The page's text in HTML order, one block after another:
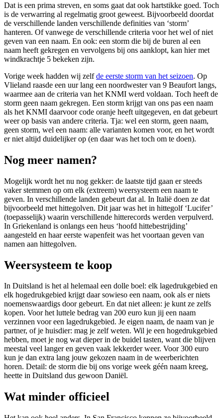
Dat is een prima streven, en soms gaat dat ook hartstikke goed. Toch
is de verwarring al regelmatig groot geweest. Bijvoorbeeld doordat
de verschillende landen verschillende definities van ‘storm’
hanteren. Of vanwege de verschillende criteria voor het wel of niet
geven van een naam. En ook: een storm die bij de buren al een
naam heeft gekregen en vervolgens bij ons aanklopt, kan hier met
windkrachtje 5 bekeken zijn.
Vorige week hadden wij zelfde eerste storm van het seizoen. Op
Vlieland raasde een uur lang een noordwester van 9 Beaufort langs,
waarmee aan de criteria van het KNMI werd voldaan. Toch heeft de
storm geen naam gekregen. Een storm krijgt van ons pas een naam
als het KNMI daarvoor code oranje heeft uitgegeven, en dat gebeurt
weer op basis van andere criteria. Tja: wel een storm, geen naam,
geen storm, wel een naam: alle varianten komen voor, en het wordt
er niet altijd duidelijker op (en daar was het toch om te doen).
Nog meer namen?
Mogelijk wordt het nu nog gekker: de laatste tijd gaan er steeds
vaker stemmen op om elk (extreem) weersysteem een naam te
geven. In verschillende landen gebeurt dat al. In Italië doen ze dat
bijvoorbeeld met hittegolven. Dit jaar was het in hittegolf ‘Lucifer’
(toepasselijk) waarin verschillende hitterecords werden verpulverd.
In Griekenland is onlangs een heus ‘hoofd hittebestrijding’
aangesteld en haar eerste wapenfeit was het voortaan geven van
namen aan hittegolven.
Weersysteem te koop
In Duitsland is het al helemaal een dolle boel: elk lagedrukgebied en
elk hogedrukgebied krijgt daar sowieso een naam, ook als er niets
noemenswaardigs door gebeurt. En dat niet alleen: je kunt ze zelfs
kopen. Voor het luttele bedrag van 200 euro kun jij een naam
verzinnen voor een lagedrukgebied. Je eigen naam, de naam van je
partner, of je huisdier: mag je zelf weten. Wil je een hogedrukgebied
hebben, moet je nog wat dieper in de buidel tasten, want die blijven
meestal veel langer en geven vaak lekkerder weer. Voor 300 euro
kun je dan extra lang jouw gekozen naam in de weerberichten
horen. Detail: de storm die bij ons vorige week géén naam kreeg,
heette in Duitsland dus gewoon Daniël.
Wat minder officieel